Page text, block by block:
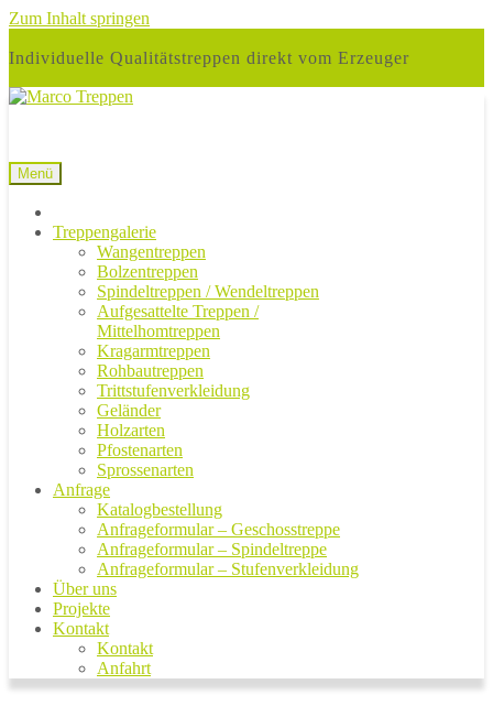
Zum Inhalt springen
Individuelle Qualitätstreppen direkt vom Erzeuger
Menü
Treppengalerie
Wangentreppen
Bolzentreppen
Spindeltreppen / Wendeltreppen
Aufgesattelte Treppen /
Mittelhomtreppen
Kragarmtreppen
Rohbautreppen
Trittstufenverkleidung
Geländer
Holzarten
Pfostenarten
Sprossenarten
Anfrage
Katalogbestellung
Anfrageformular – Geschosstreppe
Anfrageformular – Spindeltreppe
Anfrageformular – Stufenverkleidung
Über uns
Projekte
Kontakt
Kontakt
Anfahrt